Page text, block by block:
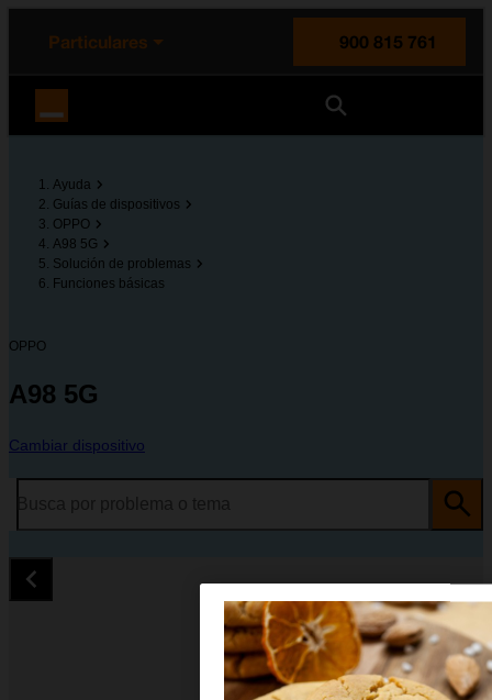
principal
la página
Particulares
900 815 761
Ayuda
Guías de dispositivos
OPPO
A98 5G
Solución de problemas
Funciones básicas
OPPO
A98 5G
Cambiar dispositivo